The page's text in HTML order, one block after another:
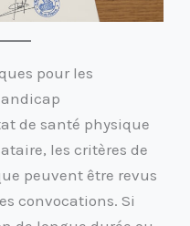
pour les
de santé physique
les critères de
peuvent être revus
convocations. Si